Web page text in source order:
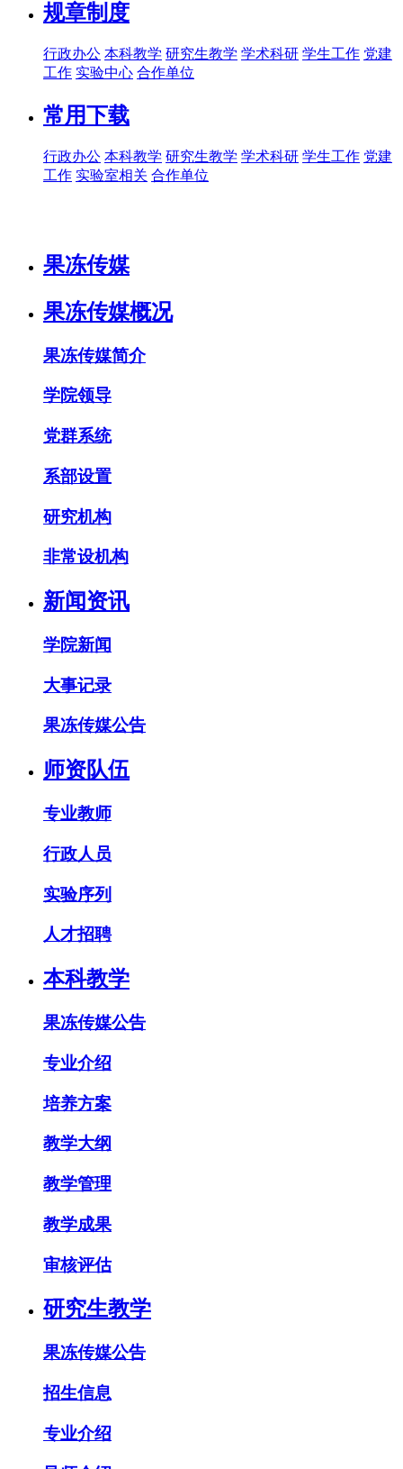
规章制度
行政办公 本科教学 研究生教学 学术科研 学生工作 党建
工作 实验中心 合作单位
常用下载
行政办公 本科教学 研究生教学 学术科研 学生工作 党建
工作 实验室相关 合作单位
果冻传媒
果冻传媒概况
果冻传媒简介
学院领导
党群系统
系部设置
研究机构
非常设机构
新闻资讯
学院新闻
大事记录
果冻传媒公告
师资队伍
专业教师
行政人员
实验序列
人才招聘
本科教学
果冻传媒公告
专业介绍
培养方案
教学大纲
教学管理
教学成果
审核评估
研究生教学
果冻传媒公告
招生信息
专业介绍